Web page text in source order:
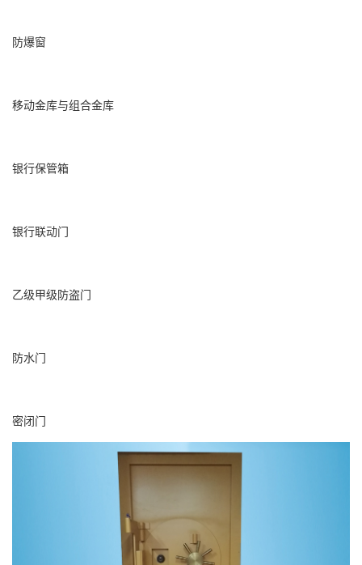
防爆窗
移动金库与组合金库
银行保管箱
银行联动门
乙级甲级防盗门
防水门
密闭门